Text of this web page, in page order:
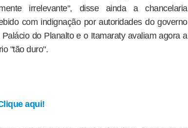
irrelevante", disse ainda a chancelaria
com indignação por autoridades do governo
do Planalto e o Itamaraty avaliam agora a
"tão duro".
aqui!